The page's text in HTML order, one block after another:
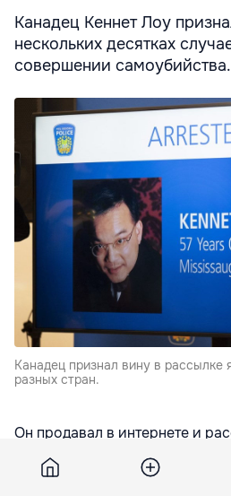
Канадец Кеннет Лоу
нескольких десятках
совершении самоубийства.
Канадец признал вину в рассылке
разных стран.
Он продавал в интернете и
наборы яда с инструкцией,
потенциальные самоубийцы,